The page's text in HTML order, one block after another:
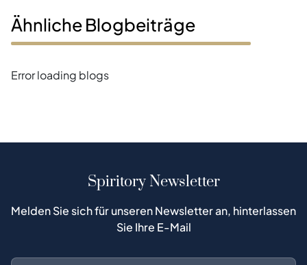
Ähnliche Blogbeiträge
Error loading blogs
Spiritory Newsletter
Melden Sie sich für unseren Newsletter an, hinterlassen
Sie Ihre E-Mail